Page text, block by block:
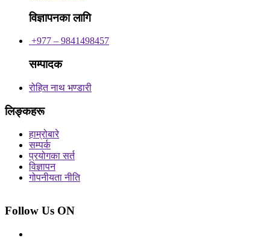
विज्ञापनका लागि
+977 – 9841498457
सम्पादक
रोहित नाथ भण्डारी
लिङ्कहरू
हाम्रोबारे
सम्पर्क
प्रयोगका सर्त
विज्ञापन
गोपनीयता नीति
Follow Us ON